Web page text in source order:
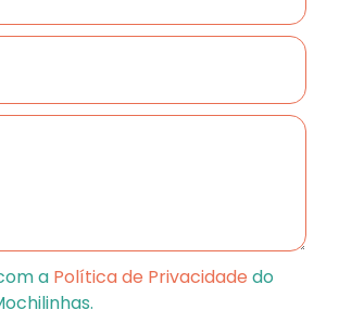
a Política de Privacidade do